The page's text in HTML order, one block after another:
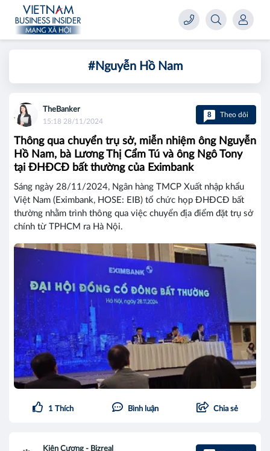
#Nguyễn Hồ Nam
TheBanker
15:18 28/11/2024
8 Theo dõi
Thông qua chuyển trụ sở, miễn nhiệm ông Nguyễn
Hồ Nam, bà Lương Thị Cẩm Tú và ông Ngô Tony
tại ĐHĐCĐ bất thường của Eximbank
Sáng ngày 28/11/2024, Ngân hàng TMCP Xuất nhập khẩu
Việt Nam (Eximbank, HOSE: EIB) tổ chức họp ĐHĐCĐ bất
thường nhằm trình thông qua việc chuyển địa điểm đặt trụ sở
chính từ TPHCM ra Hà Nội.
1 Thích Bình luận Chia sẻ
Kiên Cương - Bizreal